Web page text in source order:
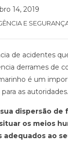
14, 2019
E
de acidentes
derrames de
é um
as autoridades.
dispersão de
os meios
adequados ao